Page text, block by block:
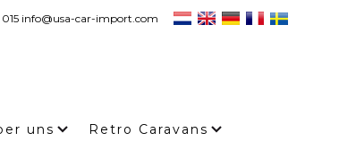
015 info@usa-car-import.com
uns Retro Caravans